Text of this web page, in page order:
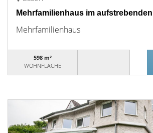
Mehrfamilienhaus im
Mehrfamilienhaus
598 m²
WOHNFLÄCHE